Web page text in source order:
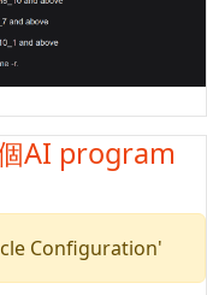
AI program
Configuration'